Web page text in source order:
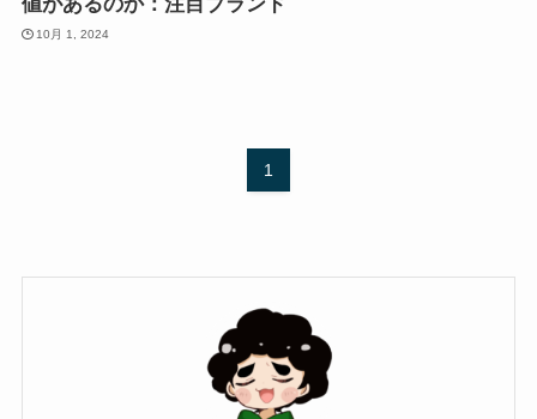
10月 1, 2024
1